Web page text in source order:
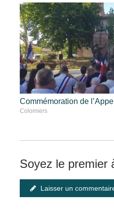
Commémoration de
Colomiers
Soyez le premier
Laisser un